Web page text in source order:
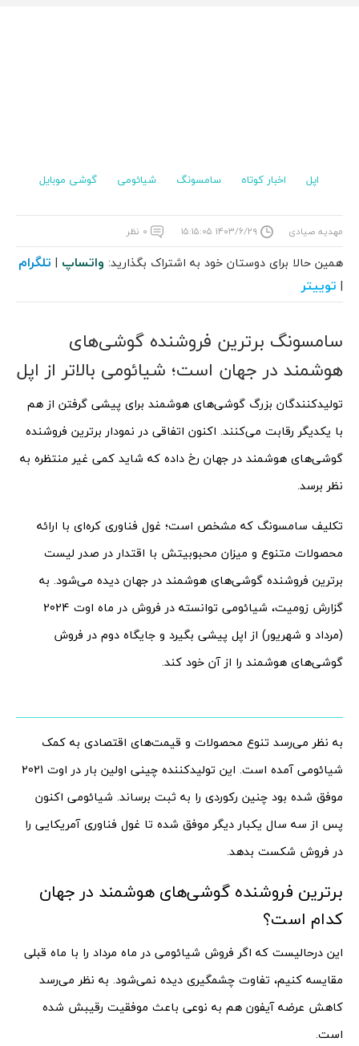
اپل اخبار کوتاه سامسونگ شیائومی گوشی موبایل
مهدیه صیادی ۱۴۰۳/۶/۲۹ ۱۵:۱۵:۰۵ ۰ نظر
همین حالا برای دوستان خود به اشتراک بگذارید: واتساپ | تلگرام
| توییتر
سامسونگ برترین فروشنده گوشی‌های
هوشمند در جهان است؛ شیائومی بالاتر از اپل
تولیدکنندگان بزرگ گوشی‌های هوشمند برای پیشی گرفتن از هم
با یکدیگر رقابت می‌کنند. اکنون اتفاقی در نمودار برترین فروشنده
گوشی‌های هوشمند در جهان رخ داده که شاید کمی غیر منتظره به
نظر برسد.
تکلیف سامسونگ که مشخص است؛ غول فناوری کره‌ای با ارائه
محصولات متنوع و میزان محبوبیتش با اقتدار در صدر لیست
برترین فروشنده گوشی‌های هوشمند در جهان دیده می‌شود. به
گزارش زومیت، شیائومی توانسته در فروش در ماه اوت 2024
(مرداد و شهریور) از اپل پیشی بگیرد و جایگاه دوم در فروش
گوشی‌های هوشمند را از آن خود کند.
به نظر می‌رسد تنوع محصولات و قیمت‌های اقتصادی به کمک
شیائومی آمده است. این تولیدکننده چینی اولین بار در اوت 2021
موفق شده بود چنین رکوردی را به ثبت برساند. شیائومی اکنون
پس از سه سال یکبار دیگر موفق شده تا غول فناوری آمریکایی را
در فروش شکست بدهد.
برترین فروشنده گوشی‌های هوشمند در جهان
کدام است؟
این درحالیست که اگر فروش شیائومی در ماه مرداد را با ماه قبلی
مقایسه کنیم، تفاوت چشمگیری دیده نمی‌شود. به نظر می‌رسد
کاهش عرضه آیفون هم به نوعی باعث موفقیت رقیبش شده
است.